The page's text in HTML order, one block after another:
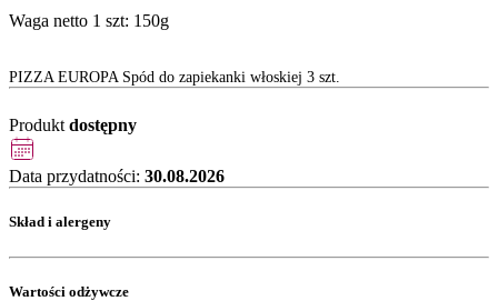
Waga netto 1 szt: 150g
PIZZA EUROPA Spód do zapiekanki włoskiej 3 szt.
Produkt dostępny
Data przydatności: 30.08.2026
Skład i alergeny
Wartości odżywcze